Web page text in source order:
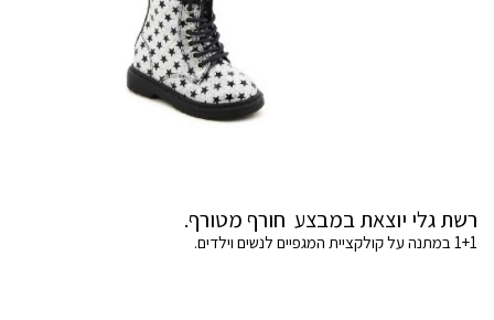
רשת גלי יוצאת במבצע חורף מטורף.
1+1 במתנה על קולקציית המגפיים לנשים וילדים.